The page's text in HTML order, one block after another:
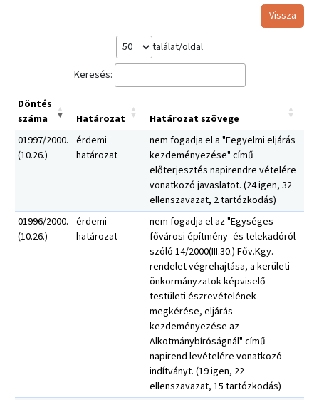
Vissza
találat/oldal
Keresés:
Döntés
száma
Határozat
Határozat szövege
01997/2000.
(10.26.)
érdemi
határozat
nem fogadja el a "Fegyelmi eljárás
kezdeményezése" című
előterjesztés napirendre vételére
vonatkozó javaslatot. (24 igen, 32
ellenszavazat, 2 tartózkodás)
01996/2000.
(10.26.)
érdemi
határozat
nem fogadja el az "Egységes
fővárosi építmény- és telekadóról
szóló 14/2000(III.30.) Főv.Kgy.
rendelet végrehajtása, a kerületi
önkormányzatok képviselő-
testületi észrevételének
megkérése, eljárás
kezdeményezése az
Alkotmánybíróságnál" című
napirend levételére vonatkozó
indítványt. (19 igen, 22
ellenszavazat, 15 tartózkodás)